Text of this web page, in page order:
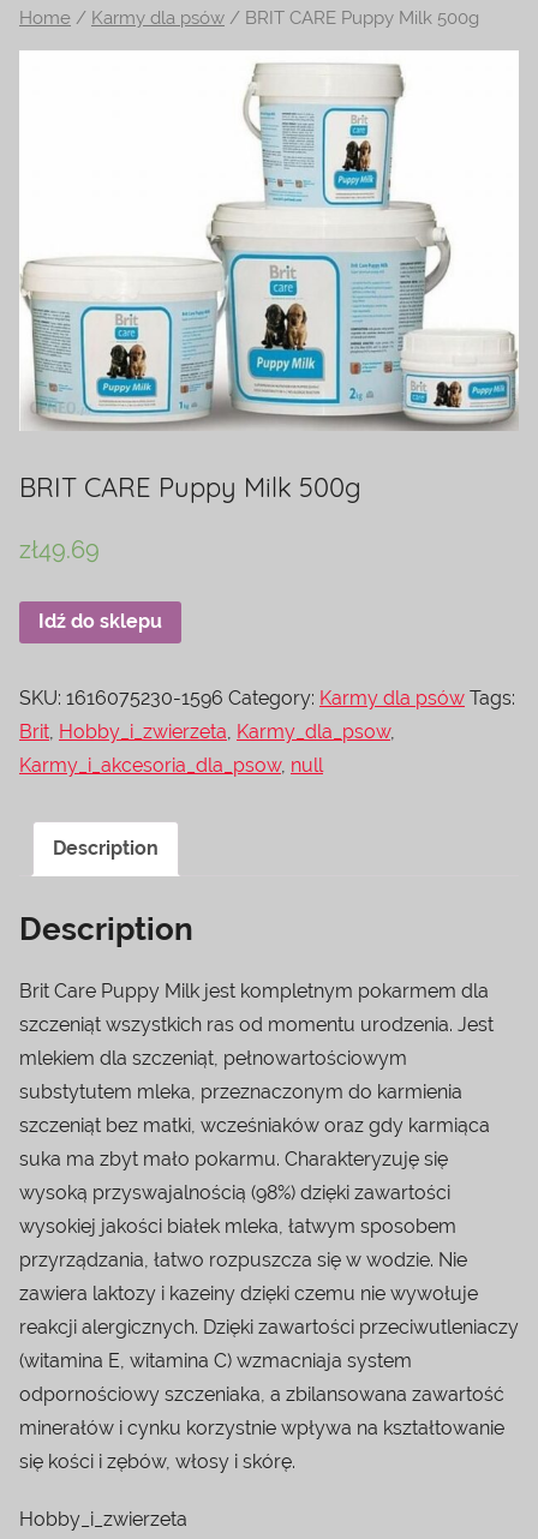
na
temat
Home / Karmy dla psów / BRIT CARE Puppy Milk 500g
BRIT CARE Puppy Milk 500g
zł49.69
Idź do sklepu
SKU: 1616075230-1596 Category: Karmy dla psów Tags:
Brit, Hobby_i_zwierzeta, Karmy_dla_psow,
Karmy_i_akcesoria_dla_psow, null
Description
Description
Brit Care Puppy Milk jest kompletnym pokarmem dla
szczeniąt wszystkich ras od momentu urodzenia. Jest
mlekiem dla szczeniąt, pełnowartościowym
substytutem mleka, przeznaczonym do karmienia
szczeniąt bez matki, wcześniaków oraz gdy karmiąca
suka ma zbyt mało pokarmu. Charakteryzuję się
wysoką przyswajalnością (98%) dzięki zawartości
wysokiej jakości białek mleka, łatwym sposobem
przyrządzania, łatwo rozpuszcza się w wodzie. Nie
zawiera laktozy i kazeiny dzięki czemu nie wywołuje
reakcji alergicznych. Dzięki zawartości przeciwutleniaczy
(witamina E, witamina C) wzmacniaja system
odpornościowy szczeniaka, a zbilansowana zawartość
minerałów i cynku korzystnie wpływa na kształtowanie
się kości i zębów, włosy i skórę.
Hobby_i_zwierzeta